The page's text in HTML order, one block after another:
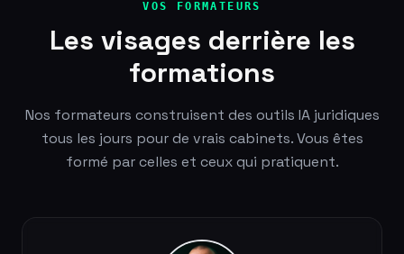
VOS FORMATEURS
Les visages derrière les
formations
Nos formateurs construisent des outils IA juridiques
tous les jours pour de vrais cabinets. Vous êtes
formé par celles et ceux qui pratiquent.